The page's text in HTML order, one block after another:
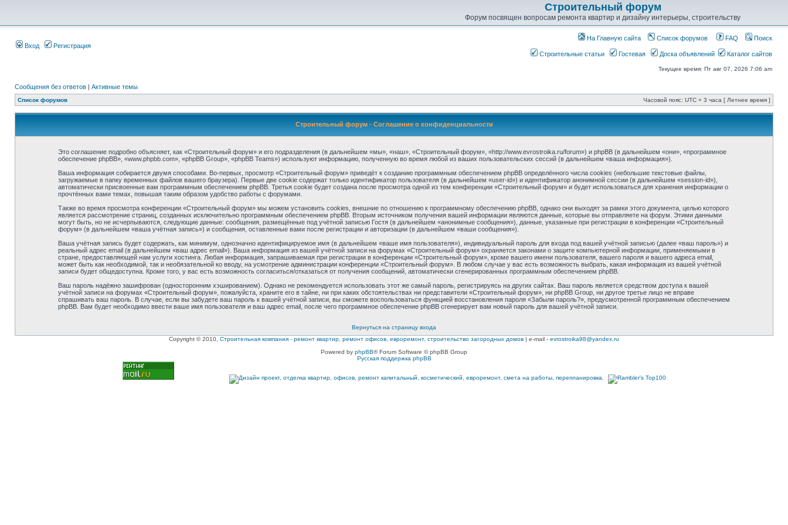
Строительный форум
Форум посвящен вопросам ремонта квартир и дизайну интерьеры, строительству
Вход Регистрация
На Главную сайта Список форумов FAQ Поиск
Строительные статьи Гостевая Доска объявлений Каталог сайтов
Текущее время: Пт авг 07, 2026 7:06 am
Сообщения без ответов | Активные темы
Список форумов Часовой пояс: UTC + 3 часа [ Летнее время ]
Строительный форум - Соглашение о конфиденциальности
Это соглашение подробно объясняет, как «Строительный форум» и его подразделения (в дальнейшем «мы», «наш», «Строительный форум», «http://www.evrostroika.ru/forum») и phpBB (в дальнейшем «они», «программное
обеспечение phpBB», «www.phpbb.com», «phpBB Group», «phpBB Teams») используют информацию, полученную во время любой из ваших пользовательских сессий (в дальнейшем «ваша информация»).
Ваша информация собирается двумя способами. Во-первых, просмотр «Строительный форум» приведёт к созданию программным обеспечением phpBB определённого числа cookies (небольшие текстовые файлы,
загружаемые в папку временных файлов вашего браузера). Первые две cookie содержат только идентификатор пользователя (в дальнейшем «user-id») и идентификатор анонимной сессии (в дальнейшем «session-id»),
автоматически присвоенные вам программным обеспечением phpBB. Третья cookie будет создана после просмотра одной из тем конференции «Строительный форум» и будет использоваться для хранения информации о
прочтённых вами темах, повышая таким образом удобство работы с форумами.
Также во время просмотра конференции «Строительный форум» мы можем установить cookies, внешние по отношению к программному обеспечению phpBB, однако они выходят за рамки этого документа, целью которого
является рассмотрение страниц, созданных исключительно программным обеспечением phpBB. Вторым источником получения вашей информации являются данные, которые вы отправляете на форум. Этими данными
могут быть, но не исчерпываются, следующие данные: сообщения, размещённые под учётной записью Гостя (в дальнейшем «анонимные сообщения»), данные, указанные при регистрации в конференции «Строительный
форум» (в дальнейшем «ваша учётная запись») и сообщения, оставленные вами после регистрации и авторизации (в дальнейшем «ваши сообщения»).
Ваша учётная запись будет содержать, как минимум, однозначно идентифицируемое имя (в дальнейшем «ваше имя пользователя»), индивидуальный пароль для входа под вашей учётной записью (далее «ваш пароль») и
реальный адрес email (в дальнейшем «ваш адрес email»). Ваша информация из вашей учётной записи на форумах «Строительный форум» охраняется законами о защите компьютерной информации, применяемыми в
стране, предоставляющей нам услуги хостинга. Любая информация, запрашиваемая при регистрации в конференции «Строительный форум», кроме вашего имени пользователя, вашего пароля и вашего адреса email,
может быть как необходимой, так и необязательной ко вводу, на усмотрение администрации конференции «Строительный форум». В любом случае у вас есть возможность выбрать, какая информация из вашей учётной
записи будет общедоступна. Кроме того, у вас есть возможность согласиться/отказаться от получения сообщений, автоматически сгенерированных программным обеспечением phpBB.
Ваш пароль надёжно зашифрован (односторонним хэшированием). Однако не рекомендуется использовать этот же самый пароль, регистрируясь на других сайтах. Ваш пароль является средством доступа к вашей
учётной записи на форумах «Строительный форум», пожалуйста, храните его в тайне, ни при каких обстоятельствах ни представители «Строительный форум», ни phpBB Group, ни другое третье лицо не вправе
спрашивать ваш пароль. В случае, если вы забудете ваш пароль к вашей учётной записи, вы сможете воспользоваться функцией восстановления пароля «Забыли пароль?», предусмотренной программным обеспечением
phpBB. Вам будет необходимо ввести ваше имя пользователя и ваш адрес email, после чего программное обеспечение phpBB сгенерирует вам новый пароль для вашей учётной записи.
Вернуться на страницу входа
Copyright © 2010, Строительная компания - ремонт квартир, ремонт офисов, евроремонт, строительство загородных домов | e-mail - evrostroika98@yandex.ru
Powered by phpBB® Forum Software © phpBB Group
Русская поддержка phpBB